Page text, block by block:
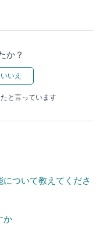
か？
と言っています
について教えてくださ
か